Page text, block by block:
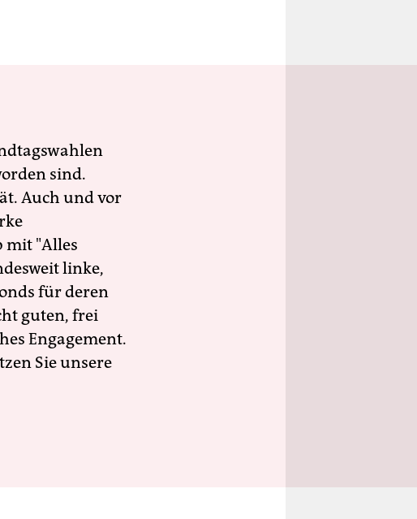
sind.
Auch und vor
mit "Alles
linke,
für deren
guten, frei
Engagement.
Sie unsere